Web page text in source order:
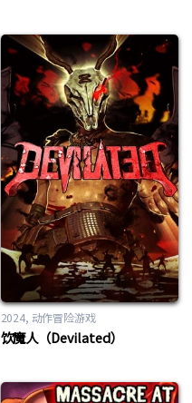
2024 动作冒险游戏
饮魔人（Devilated）